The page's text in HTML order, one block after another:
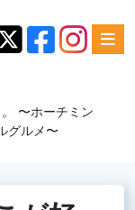
〜ホーチミン
グルメ〜